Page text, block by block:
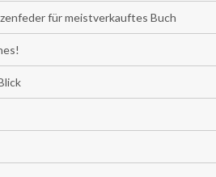
für meistverkauftes Buch